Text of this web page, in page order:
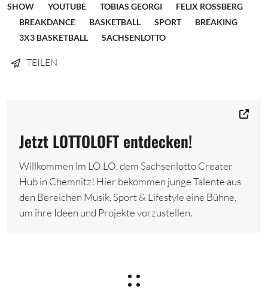
SHOW
YOUTUBE TOBIAS GEORGI
FELIX ROSSBERG
BREAKDANCE
BASKETBALL SPORT
BREAKING
3X3 BASKETBALL
SACHSENLOTTO
TEILEN
Jetzt LOTTOLOFT entdecken!
Willkommen im LO.LO, dem Sachsenlotto Creater
Hub in Chemnitz! Hier bekommen junge Talente aus
den Bereichen Musik, Sport & Lifestyle eine Bühne,
um ihre Ideen und Projekte vorzustellen.